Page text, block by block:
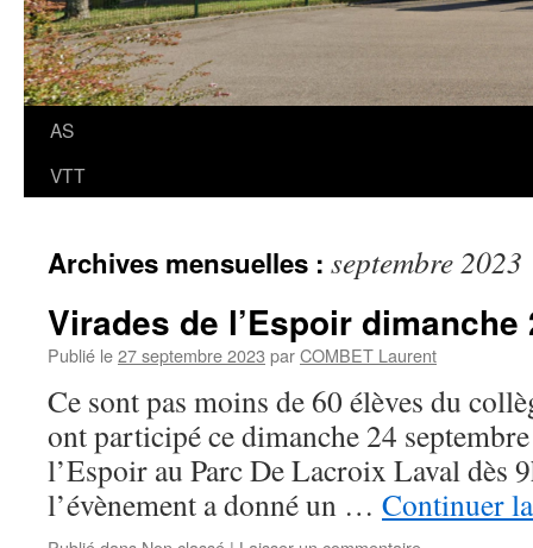
AS
VTT
Archives mensuelles : septembre 2023
Virades de l’Espoir dimanche
Publié le27 septembre 2023 parCOMBET Laurent
Ce sont pas moins de 60 élèves du
ont participé ce dimanche 24
l’Espoir au Parc De Lacroix Laval dès
l’évènement a donné un … Continuer